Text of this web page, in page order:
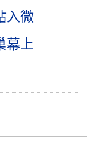
入微
幕上